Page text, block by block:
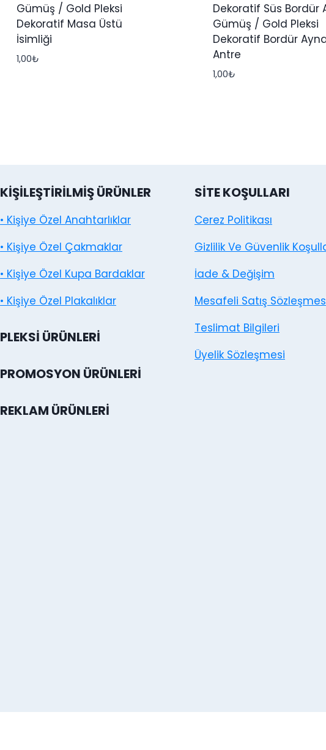
Gümüş / Gold Pleksi
Dekoratif Masa Üstü
İsimliği
1,00₺
Dekoratif Süs Bordür
Gümüş / Gold Pleksi
Dekoratif Bordür
Antre
1,00₺
KIŞILEŞTIRILMIŞ ÜRÜNLER
• Kişiye Özel Anahtarlıklar
• Kişiye Özel Çakmaklar
• Kişiye Özel Kupa Bardaklar
• Kişiye Özel Plakalıklar
PLEKSI ÜRÜNLERI
PROMOSYON ÜRÜNLERI
REKLAM ÜRÜNLERI
SITE KOŞULLARI
Cerez Politikası
Gizlilik Ve Güvenlik
İade & Değişim
Mesafeli Satış
Teslimat Bilgileri
Üyelik Sözleşmesi